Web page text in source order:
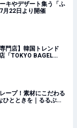
キやデザート集う「ふ
月22日より開催
門店】韓国トレンド
「TOKYO BAGEL
ー
ープ！素材にこだわる
ひとときを｜るるぶ